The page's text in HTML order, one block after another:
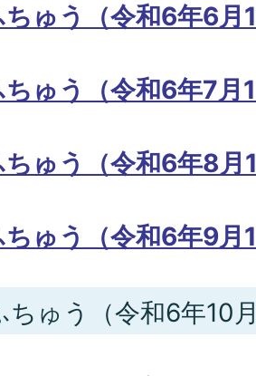
ちゅう（令和6年6月
ちゅう（令和6年7月
ちゅう（令和6年8月
ちゅう（令和6年9月
ちゅう（令和6年10